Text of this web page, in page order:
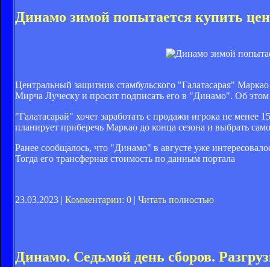
Динамо зимой попытается купить
Центральный защитник стамбульского "Галатасарая"
Мирча Луческу и просит подписать его в "Динамо". Об этом
"Галатасарай" хочет заработать с продажи игрока не
планирует приберечь Маркао до конца сезона и выбрать
Ранее сообщалось, что "Динамо" в августе уже
Тогда его трансферная стоимость по данным портала
23.03.2023 | Комментарии: 0 | Читать полностью
Динамо. Седьмой день сборов.